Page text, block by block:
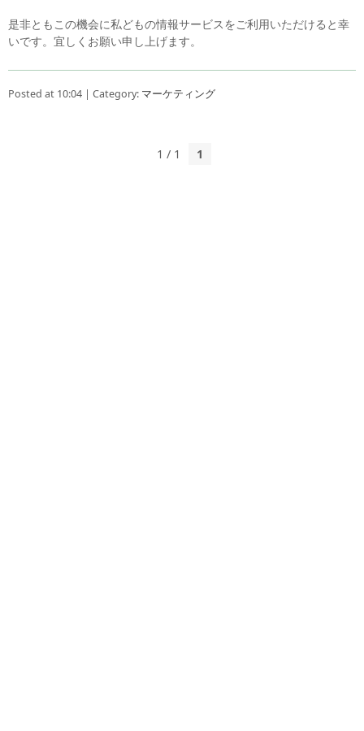
是非ともこの機会に私どもの情報サービスをご利用いただけると幸
いです。宜しくお願い申し上げます。
Posted at 10:04 | Category: マーケティング
1 / 1 1